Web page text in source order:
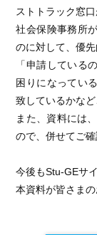
ストトラック窓
社会保険事務所
のに対して、優
「申請している
困りになってい
致しているかな
また、資料には
ので、併せてご確
今後もStu-GEサ
本資料が皆さま